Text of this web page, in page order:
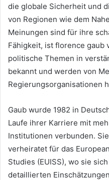
die globale Sicherheit und
von Regionen wie dem
Meinungen sind für ihre
Fähigkeit, ist florence gaub
politische Themen in
bekannt und werden von
Regierungsorganisationen
Gaub wurde 1982 in
Laufe ihrer Karriere mit
Institutionen verbunden.
verheiratet für das
Studies (EUISS), wo sie
detaillierten